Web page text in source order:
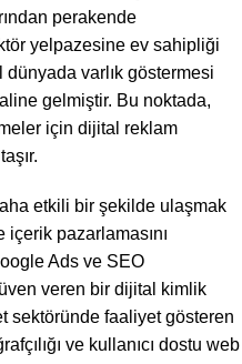
perakende
yelpazesine ev sahipliği
varlık göstermesi
gelmiştir. Bu noktada,
için dijital reklam
etkili bir şekilde ulaşmak
içerik pazarlamasını
Ads ve SEO
veren bir dijital kimlik
sektöründe faaliyet gösteren
ve kullanıcı dostu web